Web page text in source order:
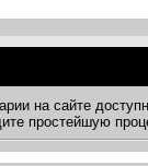
на сайте
простейшую